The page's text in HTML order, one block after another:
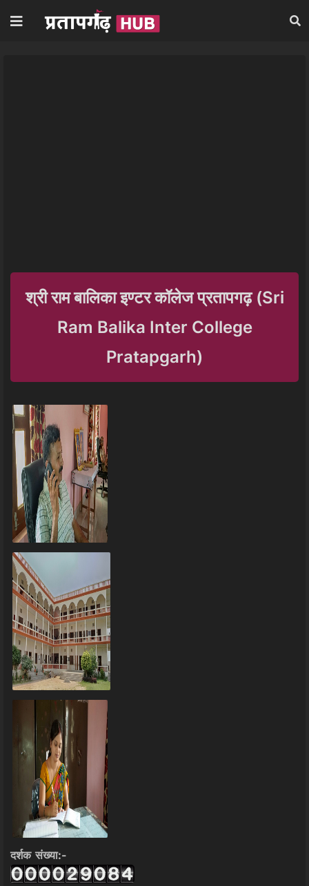
श्री राम बालिका इण्टर कॉलेज प्रतापगढ़ (Sri
Ram Balika Inter College
Pratapgarh)
दर्शक संख्या:-